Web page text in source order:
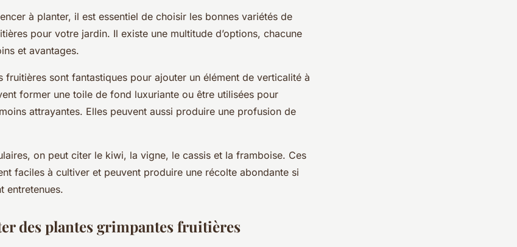
à planter, il est essentiel de choisir les bonnes variétés de
pour votre jardin. Il existe une multitude d’options, chacune
et avantages.
fruitières sont fantastiques pour ajouter un élément de verticalité à
former une toile de fond luxuriante ou être utilisées pour
attrayantes. Elles peuvent aussi produire une profusion de
on peut citer le kiwi, la vigne, le cassis et la framboise. Ces
faciles à cultiver et peuvent produire une récolte abondante si
entretenues.
des plantes grimpantes fruitières